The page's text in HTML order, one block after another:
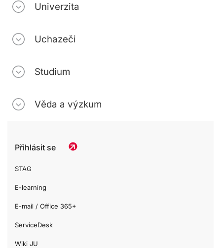
Univerzita
Uchazeči
Studium
Věda a výzkum
Přihlásit se
STAG
E-learning
E-mail / Office 365+
ServiceDesk
Wiki JU